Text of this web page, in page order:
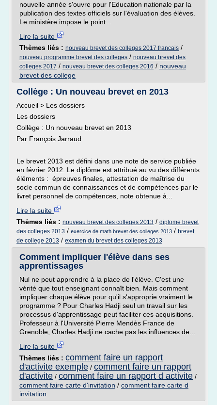
nouvelle année s'ouvre pour l'Education nationale par la
publication des textes officiels sur l'évaluation des élèves.
Le ministère impose le point...
Lire la suite
Thèmes liés : nouveau brevet des colleges 2017 francais /
nouveau programme brevet des colleges / nouveau brevet des
colleges 2017 / nouveau brevet des colleges 2016 / nouveau
brevet des college
Collège : Un nouveau brevet en 2013
Accueil > Les dossiers
Les dossiers
Collège : Un nouveau brevet en 2013
Par François Jarraud
Le brevet 2013 est défini dans une note de service publiée
en février 2012. Le diplôme est attribué au vu des différents
éléments : épreuves finales, attestation de maîtrise du
socle commun de connaissances et de compétences par le
livret personnel de compétences, note obtenue à...
Lire la suite
Thèmes liés : nouveau brevet des colleges 2013 / diplome brevet
des colleges 2013 / exercice de math brevet des colleges 2013 / brevet
de college 2013 / examen du brevet des colleges 2013
Comment impliquer l'élève dans ses
apprentissages
Nul ne peut apprendre à la place de l'élève. C'est une
vérité que tout enseignant connaît bien. Mais comment
impliquer chaque élève pour qu'il s'approprie vraiment le
programme ? Pour Charles Hadji seul un travail sur les
processus d'apprentissage peut faciliter ces acquisitions.
Professeur à l'Université Pierre Mendès France de
Grenoble, Charles Hadji ne cache pas les influences de...
Lire la suite
Thèmes liés : comment faire un rapport
d'activite exemple / comment faire un rapport
d'activite / comment faire un rapport d activite /
comment faire carte d'invitation / comment faire carte d
invitation